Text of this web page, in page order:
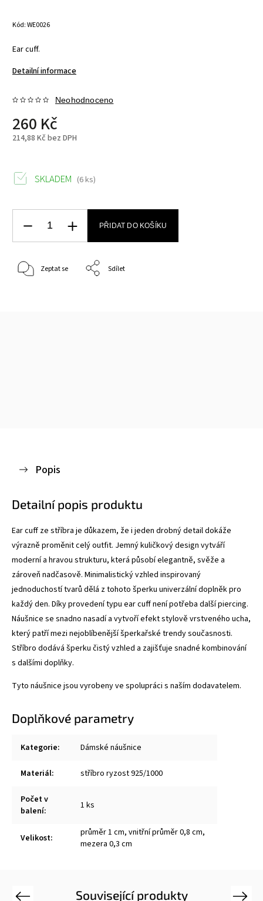
Kód:WE0026
Ear cuff.
Detailní informace
Neohodnoceno
260 Kč
214,88 Kč bez DPH
SKLADEM (6 ks)
PŘIDAT DO KOŠÍKU
Zeptat se Sdílet
Popis
Detailní popis produktu
Ear cuff ze stříbra je důkazem, že i jeden drobný detail dokáže
výrazně proměnit celý outfit. Jemný kuličkový design vytváří
moderní a hravou strukturu, která působí elegantně, svěže a
zároveň nadčasově. Minimalistický vzhled inspirovaný
jednoduchostí tvarů dělá z tohoto šperku univerzální doplněk pro
každý den. Díky provedení typu ear cuff není potřeba další piercing.
Náušnice se snadno nasadí a vytvoří efekt stylově vrstveného ucha,
který patří mezi nejoblíbenější šperkařské trendy současnosti.
Stříbro dodává šperku čistý vzhled a zajišťuje snadné kombinování
s dalšími doplňky.
Tyto náušnice jsou vyrobeny ve spolupráci s naším dodavatelem.
Doplňkové parametry
Kategorie: Dámské náušnice
Materiál: stříbro ryzost 925/1000
Počet v
balení: 1 ks
Velikost:
průměr 1 cm, vnitřní průměr 0,8 cm,
mezera 0,3 cm
Související produkty
Previous Next